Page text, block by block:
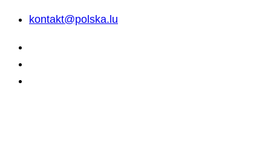
kontakt@polska.lu